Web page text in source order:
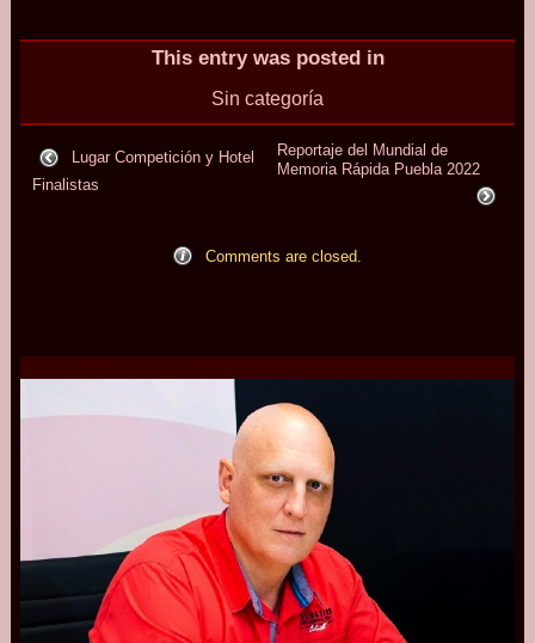
This entry was posted in
Sin categoría
Lugar Competición y Hotel
Finalistas
Reportaje del Mundial de
Memoria Rápida Puebla 2022
Comments are closed.